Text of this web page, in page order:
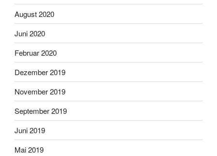
August 2020
Juni 2020
Februar 2020
Dezember 2019
November 2019
September 2019
Juni 2019
Mai 2019